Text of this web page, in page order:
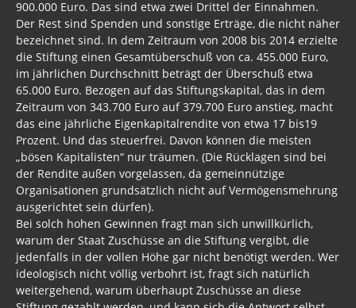
900.000 Euro. Das sind etwa zwei Drittel der Einnahmen.
Der Rest sind Spenden und sonstige Erträge, die nicht näher
bezeichnet sind. In dem Zeitraum von 2008 bis 2014 erzielte
die Stiftung einen Gesamtüberschuß von ca. 455.000 Euro,
im jährlichen Durchschnitt beträgt der Überschuß etwa
65.000 Euro. Bezogen auf das Stiftungskapital, das in dem
Zeitraum von 343.700 Euro auf 379.700 Euro anstieg, macht
das eine jährliche Eigenkapitalrendite von etwa 17 bis19
Prozent. Und das steuerfrei. Davon können die meisten
„bösen Kapitalisten“ nur träumen. (Die Rücklagen sind bei
der Rendite außen vorgelassen, da gemeinnützige
Organisationen grundsätzlich nicht auf Vermögensmehrung
ausgerichtet sein dürfen).
Bei solch hohen Gewinnen fragt man sich unwillkürlich,
warum der Staat Zuschüsse an die Stiftung vergibt, die
jedenfalls in der vollen Höhe gar nicht benötigt werden. Wer
ideologisch nicht völlig verbohrt ist, fragt sich natürlich
weitergehend, warum überhaupt Zuschüsse an diese